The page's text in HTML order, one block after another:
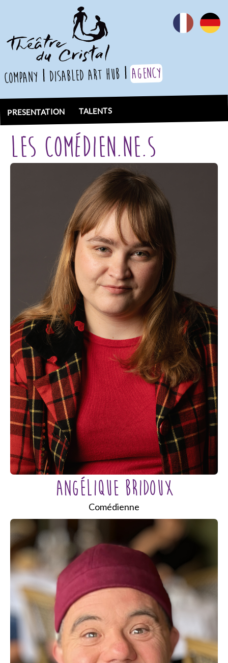
company Disabled Art Hub agency
PRESENTATION TALENTS
Les comédien.ne.s
ANGÉLIQUE BRIDOUX
Comédienne